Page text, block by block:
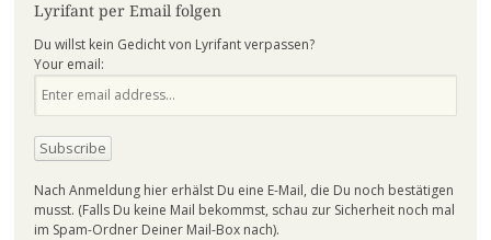
Lyrifant per Email folgen
Du willst kein Gedicht von Lyrifant verpassen?
Your email:
Nach Anmeldung hier erhälst Du eine E-Mail, die Du noch bestätigen
musst. (Falls Du keine Mail bekommst, schau zur Sicherheit noch mal
im Spam-Ordner Deiner Mail-Box nach).